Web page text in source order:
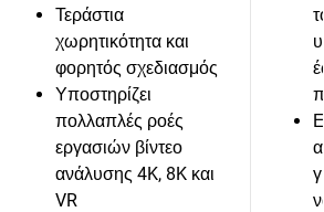
Τεράστια
χωρητικότητα και
φορητός σχεδιασμός
Υποστηρίζει
πολλαπλές ροές
εργασιών βίντεο
ανάλυσης 4K, 8K και
VR